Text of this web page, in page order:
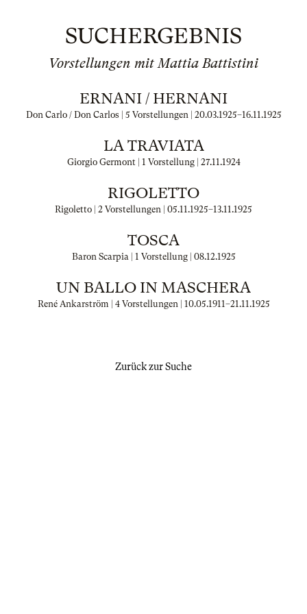
SUCHERGEBNIS
Vorstellungen mit Mattia Battistini
ERNANI / HERNANI
Don Carlo / Don Carlos | 5 Vorstellungen | 20.03.1925–16.11.1925
LA TRAVIATA
Giorgio Germont | 1 Vorstellung | 27.11.1924
RIGOLETTO
Rigoletto | 2 Vorstellungen | 05.11.1925–13.11.1925
TOSCA
Baron Scarpia | 1 Vorstellung | 08.12.1925
UN BALLO IN MASCHERA
René Ankarström | 4 Vorstellungen | 10.05.1911–21.11.1925
Zurück zur Suche